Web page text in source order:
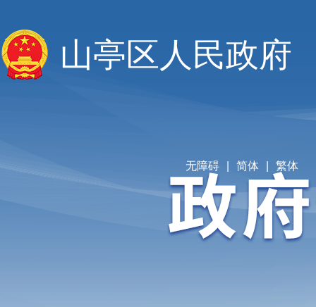
山亭区人民政府
繁体
简体
无障碍